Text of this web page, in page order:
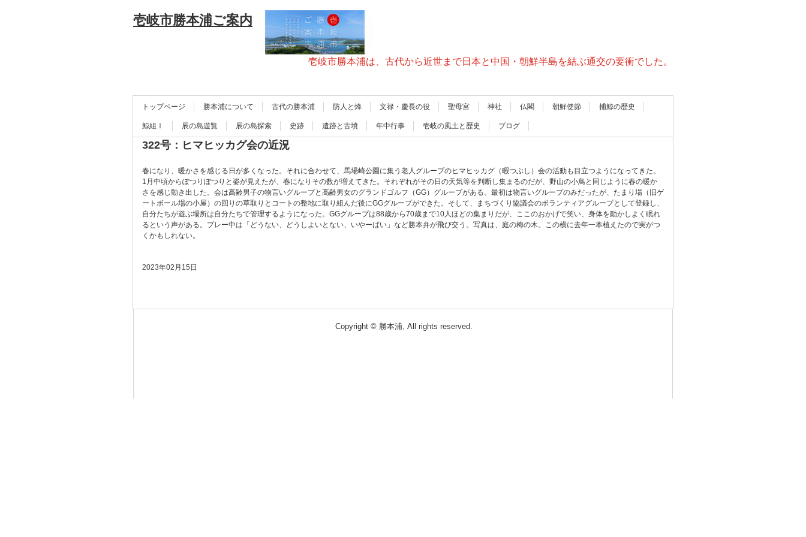
壱岐市勝本浦ご案内
壱岐市勝本浦は、古代から近世まで日本と中国・朝鮮半島を結ぶ通交の要衝でした。
トップページ 勝本浦について 古代の勝本浦 防人と烽 文禄・慶長の役 聖母宮 神社 仏閣 朝鮮使節 捕鯨の歴史
鯨組Ⅰ 辰の島遊覧 辰の島探索 史跡 遺跡と古墳 年中行事 壱岐の風土と歴史 ブログ
322号：ヒマヒッカグ会の近況
春になり、暖かさを感じる日が多くなった。それに合わせて、馬場崎公園に集う老人グループのヒマヒッカグ（暇つぶし）会の活動も目立つようになってきた。
1月中頃からぽつりぽつりと姿が見えたが、春になりその数が増えてきた。それぞれがその日の天気等を判断し集まるのだが、野山の小鳥と同じように春の暖か
さを感じ動き出した。会は高齢男子の物言いグループと高齢男女のグランドゴルフ（GG）グループがある。最初は物言いグループのみだったが、たまり場（旧ゲ
ートボール場の小屋）の回りの草取りとコートの整地に取り組んだ後にGGグループができた。そして、まちづくり協議会のボランティアグループとして登録し、
自分たちが遊ぶ場所は自分たちで管理するようになった。GGグループは88歳から70歳まで10人ほどの集まりだが、ここのおかげで笑い、身体を動かしよく眠れ
るという声がある。プレー中は「どうない、どうしよいとない、いやーばい」など勝本弁が飛び交う。写真は、庭の梅の木。この横に去年一本植えたので実がつ
くかもしれない。
2023年02月15日
Copyright © 勝本浦, All rights reserved.